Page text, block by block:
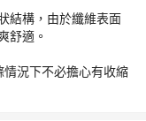
他優惠及折扣同時使
到貨 (不包括星期六
素(例如：中秋節、聖
結構，由於纖維表面
舒適。
況下不必擔心有收縮